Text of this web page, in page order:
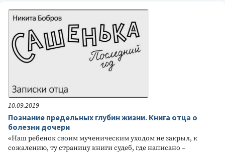
10.09.2019
Познание предельных глубин жизни. Книга отца о
болезни дочери
«Наш ребенок своим мученическим уходом не закрыл, к
сожалению, ту страницу книги судеб, где написано –